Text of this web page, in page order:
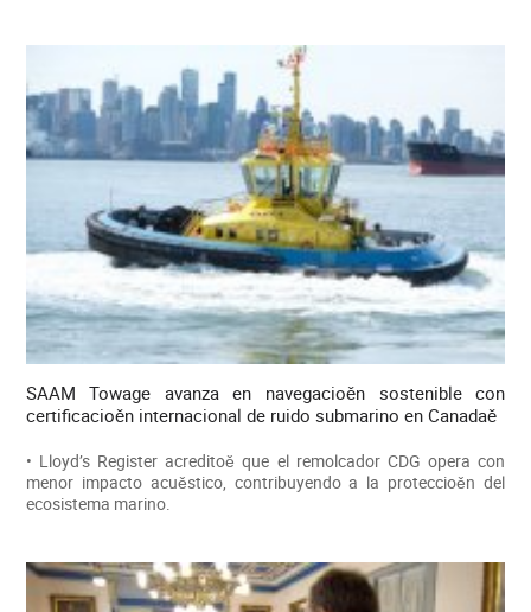
SAAM Towage avanza en navegacioěn sostenible con
certificacioěn internacional de ruido submarino en Canadaě
• Lloyd’s Register acreditoě que el remolcador CDG opera con
menor impacto acuěstico, contribuyendo a la proteccioěn del
ecosistema marino.